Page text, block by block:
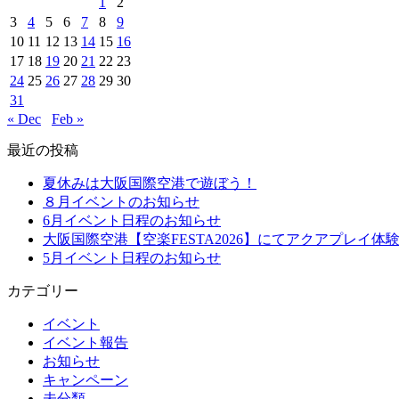
3
4 5 6 7 8
9
10 11 12 13 14 15 16
17 18 19 20 21 22 23
24 25 26 27 28 29 30
31
« Dec
Feb »
最近の投稿
夏休みは大阪国際空港で遊ぼう！
８月イベントのお知らせ
6月イベント日程のお知らせ
大阪国際空港【空楽FESTA2026】にてアクアプレイ体験
5月イベント日程のお知らせ
カテゴリー
イベント
イベント報告
お知らせ
キャンペーン